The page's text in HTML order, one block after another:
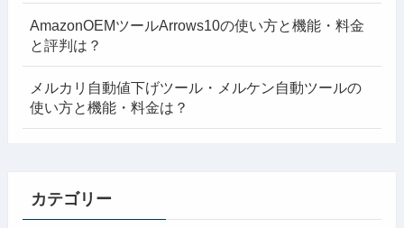
AmazonOEMツールArrows10の使い方と機能・料金
と評判は？
メルカリ自動値下げツール・メルケン自動ツールの
使い方と機能・料金は？
カテゴリー